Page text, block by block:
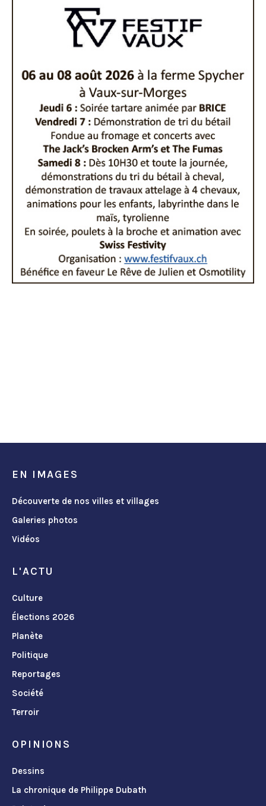
EN IMAGES
Découverte de nos villes et villages
Galeries photos
Vidéos
L'ACTU
Culture
Élections 2026
Planète
Politique
Reportages
Société
Terroir
OPINIONS
Dessins
La chronique de Philippe Dubath